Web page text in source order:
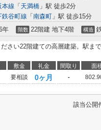
本線 「 天満橋 」駅 徒歩2分
鉄谷町線 「 南森町 」駅 徒歩15分
年 階数 22階建 地下4階 構造
さい22階建ての高層建築。駅ま
敷金 礼金 間取り 面
要相談 0ヶ月 -
該当公開